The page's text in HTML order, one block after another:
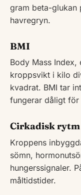
gram beta-glukan
havregryn.
BMI
Body Mass Index,
kroppsvikt i kilo
kvadrat. BMI tar
fungerar dåligt för
Cirkadisk rytm
Kroppens
sömn,
hungerssignaler.
måltidstider.